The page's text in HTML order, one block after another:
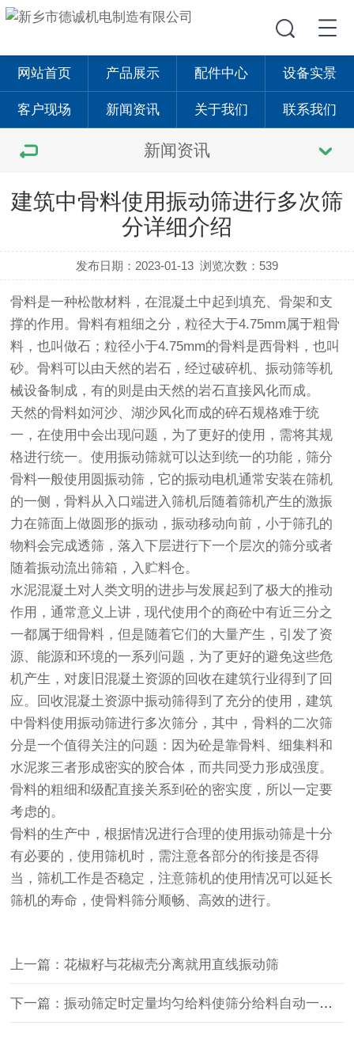
网站首页 产品展示 配件中心 设备实景
客户现场 新闻资讯 关于我们 联系我们
新闻资讯
建筑中骨料使用振动筛进行多次筛
分详细介绍
发布日期：2023-01-13 浏览次数：539
骨料是一种松散材料，在混凝土中起到填充、骨架和支
撑的作用。骨料有粗细之分，粒径大于4.75mm属于粗骨
料，也叫做石；粒径小于4.75mm的骨料是西骨料，也叫
砂。骨料可以由天然的岩石，经过破碎机、振动筛等机
械设备制成，有的则是由天然的岩石直接风化而成。
天然的骨料如河沙、湖沙风化而成的碎石规格难于统
一，在使用中会出现问题，为了更好的使用，需将其规
格进行统一。使用振动筛就可以达到统一的功能，筛分
骨料一般使用 圆振动筛 ，它的振动电机通常安装在筛机
的一侧，骨料从入口端进入筛机后随着筛机产生的激振
力在筛面上做圆形的振动，振动移动向前，小于筛孔的
物料会完成透筛，落入下层进行下一个层次的筛分或者
随着振动流出筛箱，入贮料仓。
水泥混凝土对人类文明的进步与发展起到了极大的推动
作用，通常意义上讲，现代使用个的商砼中有近三分之
一都属于细骨料，但是随着它们的大量产生，引发了资
源、能源和环境的一系列问题，为了更好的避免这些危
机产生，对废旧混凝土资源的回收在建筑行业得到了回
应。回收混凝土资源中振动筛得到了充分的使用，建筑
中骨料使用振动筛进行多次筛分，其中，骨料的二次筛
分是一个值得关注的问题：因为砼是靠骨料、细集料和
水泥浆三者形成密实的胶合体，而共同受力形成强度。
骨料的粗细和级配直接关系到砼的密实度，所以一定要
考虑的。
骨料的生产中，根据情况进行合理的使用振动筛是十分
有必要的，使用筛机时，需注意各部分的衔接是否得
当，筛机工作是否稳定，注意筛机的使用情况可以延长
筛机的寿命，使骨料筛分顺畅、高效的进行。
上一篇：花椒籽与花椒壳分离就用直线振动筛
下一篇：振动筛定时定量均匀给料使筛分给料自动一体化